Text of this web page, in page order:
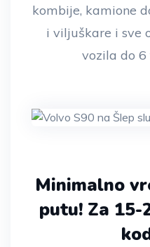
kombije, kamione
i viljuškare i sve
vozila do 6
Minimalno
putu! Za 15-